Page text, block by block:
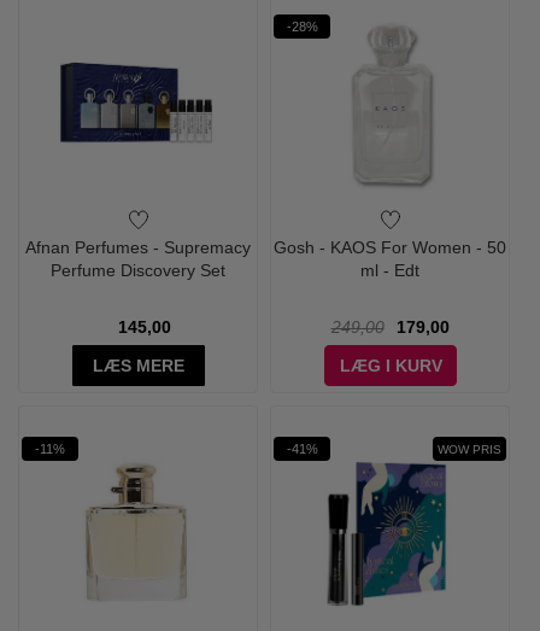
Afnan Perfumes - Supremacy
Perfume Discovery Set
145,00
LÆS MERE
-28%
Gosh - KAOS For Women - 50
ml - Edt
249,00
179,00
LÆG I KURV
-11% -41% WOW PRIS